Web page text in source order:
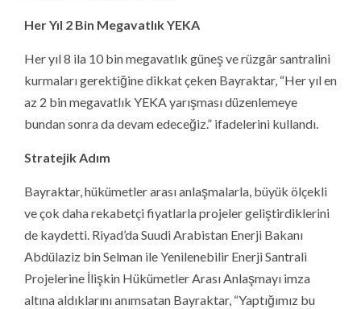
Her Yıl 2 Bin Megavatlık YEKA
Her yıl 8 ila 10 bin megavatlık güneş ve rüzgâr santralini
kurmaları gerektiğine dikkat çeken Bayraktar, “Her yıl en
az 2 bin megavatlık YEKA yarışması düzenlemeye
bundan sonra da devam edeceğiz.” ifadelerini kullandı.
Stratejik Adım
Bayraktar, hükümetler arası anlaşmalarla, büyük ölçekli
ve çok daha rekabetçi fiyatlarla projeler geliştirdiklerini
de kaydetti. Riyad’da Suudi Arabistan Enerji Bakanı
Abdülaziz bin Selman ile Yenilenebilir Enerji Santrali
Projelerine İlişkin Hükümetler Arası Anlaşmayı imza
altına aldıklarını anımsatan Bayraktar, “Yaptığımız bu